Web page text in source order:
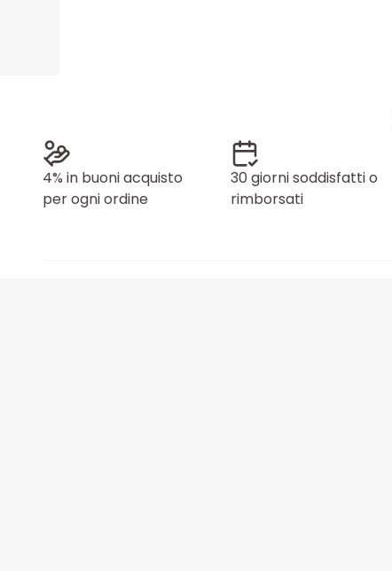
4% in buoni acquisto
per ogni ordine
30 giorni soddisfatti o
rimborsati